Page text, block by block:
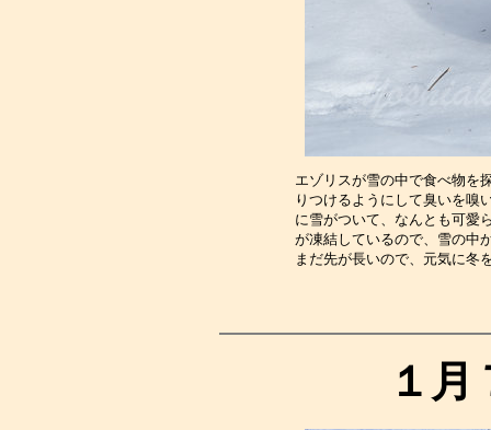
エゾリスが雪の中で食べ物を
りつけるようにして臭いを嗅
に雪がついて、なんとも可愛
が凍結しているので、雪の中
まだ先が長いので、元
１